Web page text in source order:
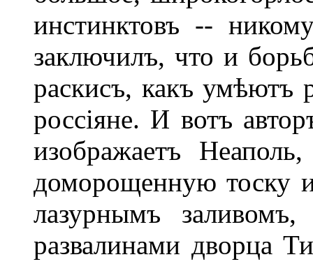
инстинктовъ --
заключилъ, что и
раскисъ, какъ умѣютъ
россіяне. И вотъ
изображаетъ
доморощенную тоску
лазурнымъ
развалинами дворца